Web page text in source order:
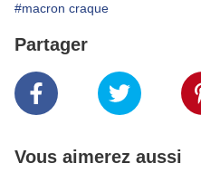
#macron craque
Partager
Vous aimerez aussi